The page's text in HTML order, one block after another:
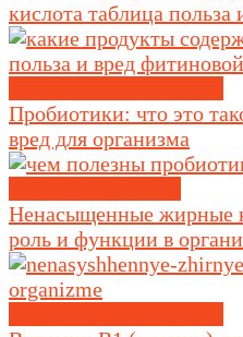
кислота таблица польза
Пробиотики: что это
вред для организма
Ненасыщенные жирные
роль и функции в